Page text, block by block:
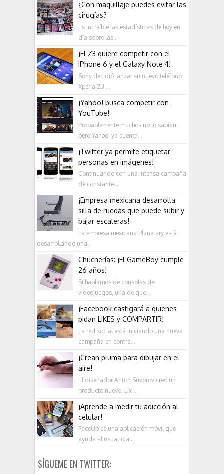
¿Con maquillaje puedes evitar las
cirugías?
Es increíble las estadísticas de hoy en
día sobre las...
¡El Z3 quiere competir con el
iPhone 6 y el Galaxy Note 4!
Sony decidió lanzar su nuevo teléfono
Xperia Z3 ...
¡Yahoo! busca competir con
YouTube!
Probablemente muchos no lo sabían,
pero Yahoo! ya cuenta...
¡Twitter ya permite etiquetar
personas en imágenes!
Continuando con una intensa campaña
de constante...
¡Empresa mexicana desarrolla
silla de ruedas que puede subir y
bajar escaleras!
La empresa mexicana Planetary está
desarrollando una...
Chucherías: ¡El GameBoy cumple
26 años!
Si hablamos de consolas de
videojuegos, una de que...
¡Facebook castigará a quienes
pidan LIKES y COMPARTIR!
La red social está iniciando una nueva
campaña en contra...
¡Crean pluma para dibujar en el
aire!
El diseñador Anton Suvorov creó un
producto nuevo, Lix ...
¡Aprende a medir tu adicción al
celular!
FaceUp es una aplicación móvil que
ayuda al usuario a...
SÍGUEME EN TWITTER: